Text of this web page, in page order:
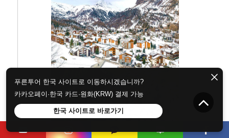
푸른투어 한국 사이트로 이동하시겠습니까?
카카오페이·한국 카드·원화(KRW) 결제 가능
한국 사이트로 바로가기